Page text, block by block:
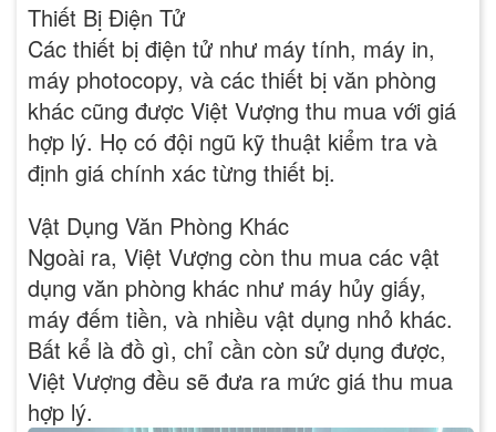
Thiết Bị Điện Tử
Các thiết bị điện tử như máy tính, máy in,
máy photocopy, và các thiết bị văn phòng
khác cũng được Việt Vượng thu mua với giá
hợp lý. Họ có đội ngũ kỹ thuật kiểm tra và
định giá chính xác từng thiết bị.
Vật Dụng Văn Phòng Khác
Ngoài ra, Việt Vượng còn thu mua các vật
dụng văn phòng khác như máy hủy giấy,
máy đếm tiền, và nhiều vật dụng nhỏ khác.
Bất kể là đồ gì, chỉ cần còn sử dụng được,
Việt Vượng đều sẽ đưa ra mức giá thu mua
hợp lý.